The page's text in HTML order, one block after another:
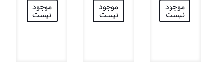
موجود
نیست
موجود
نیست
موجود
نیست